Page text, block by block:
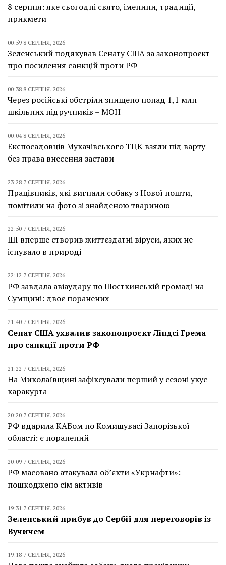
8 серпня: яке сьогодні свято, іменини, традиції,
прикмети
00:59 8 СЕРПНЯ, 2026
Зеленський подякував Сенату США за законопроєкт
про посилення санкцій проти РФ
00:38 8 СЕРПНЯ, 2026
Через російські обстріли знищено понад 1,1 млн
шкільних підручників – МОН
00:04 8 СЕРПНЯ, 2026
Експосадовців Мукачівського ТЦК взяли під варту
без права внесення застави
23:28 7 СЕРПНЯ, 2026
Працівників, які вигнали собаку з Нової пошти,
помітили на фото зі знайденою твариною
22:50 7 СЕРПНЯ, 2026
ШІ вперше створив життєздатні віруси, яких не
існувало в природі
22:12 7 СЕРПНЯ, 2026
РФ завдала авіаудару по Шосткинській громаді на
Сумщині: двоє поранених
21:40 7 СЕРПНЯ, 2026
Сенат США ухвалив законопроєкт Ліндсі Грема
про санкції проти РФ
21:22 7 СЕРПНЯ, 2026
На Миколаївщині зафіксували перший у сезоні укус
каракурта
20:20 7 СЕРПНЯ, 2026
РФ вдарила КАБом по Комишувасі Запорізької
області: є поранений
20:09 7 СЕРПНЯ, 2026
РФ масовано атакувала об’єкти «Укрнафти»:
пошкоджено сім активів
19:31 7 СЕРПНЯ, 2026
Зеленський прибув до Сербії для переговорів із
Вучичем
19:18 7 СЕРПНЯ, 2026